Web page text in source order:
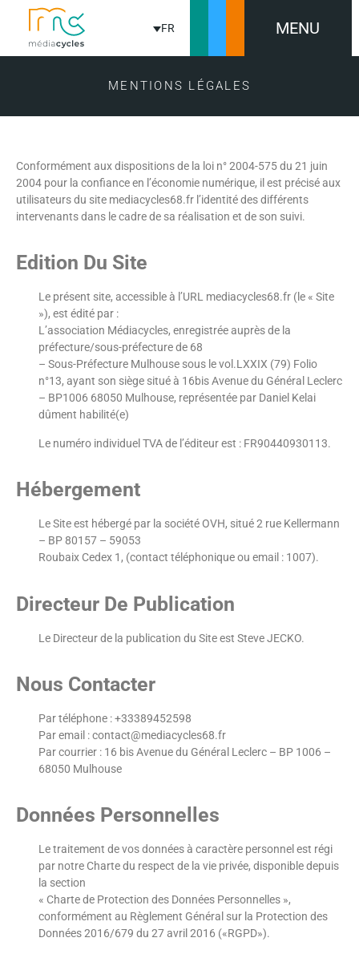
FR MENU
MENTIONS LÉGALES
Conformément aux dispositions de la loi n° 2004-575 du 21 juin
2004 pour la confiance en l’économie numérique, il est précisé aux
utilisateurs du site mediacycles68.fr l’identité des différents
intervenants dans le cadre de sa réalisation et de son suivi.
Edition Du Site
Le présent site, accessible à l’URL mediacycles68.fr (le « Site
»), est édité par :
L’association Médiacycles, enregistrée auprès de la
préfecture/sous-préfecture de 68
– Sous-Préfecture Mulhouse sous le vol.LXXIX (79) Folio
n°13, ayant son siège situé à 16bis Avenue du Général Leclerc
– BP1006 68050 Mulhouse, représentée par Daniel Kelai
dûment habilité(e)
Le numéro individuel TVA de l’éditeur est : FR90440930113.
Hébergement
Le Site est hébergé par la société OVH, situé 2 rue Kellermann
– BP 80157 – 59053
Roubaix Cedex 1, (contact téléphonique ou email : 1007).
Directeur De Publication
Le Directeur de la publication du Site est Steve JECKO.
Nous Contacter
Par téléphone :+33389452598
Par email :contact@mediacycles68.fr
Par courrier : 16 bis Avenue du Général Leclerc – BP 1006 –
68050 Mulhouse
Données Personnelles
Le traitement de vos données à caractère personnel est régi
par notre Charte du respect de la vie privée, disponible depuis
la section
« Charte de Protection des Données Personnelles »,
conformément au Règlement Général sur la Protection des
Données 2016/679 du 27 avril 2016 («RGPD»).